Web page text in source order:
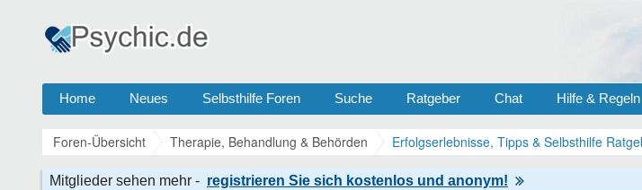
Home Neues Selbsthilfe Foren Suche Ratgeber Chat Hilfe & Regeln
Foren-Übersicht Therapie, Behandlung & Behörden Erfolgserlebnisse, Tipps & Selbsthilfe